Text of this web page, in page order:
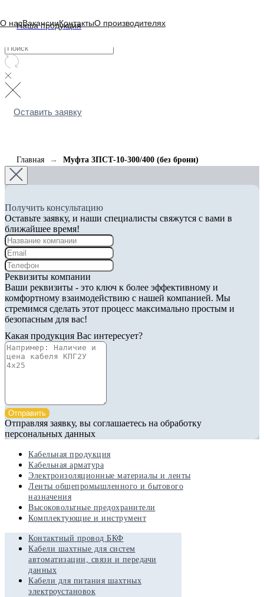
Главная Муфта 3ПСТ-10-300/400 (без брони)
Получить консультацию
Оставьте заявку, и наши специалисты свяжутся с вами в
ближайшее время!
Реквизиты компании
Ваши реквизиты - это ключ к более эффективному и
комфортному взаимодействию с нашей компанией. Мы
стремимся сделать этот процесс максимально простым и
безопасным для вас!
Какая продукция Вас интересует?
Отправить
Отправляя заявку, вы соглашаетесь на обработку
персональных данных
Кабельная продукция
Кабельная арматура
Электроизоляционные материалы и ленты
Ленты общепромышленного и бытового
назначения
Высоковольтные предохранители
Комплектующие и инструмент
Контактный провод БКФ
Кабели шахтные для систем
автоматизации, связи и передачи
данных
Кабели для питания шахтных
электроустановок
Наша продукция
О насВакансииКонтактыО производителях
Оставить заявку